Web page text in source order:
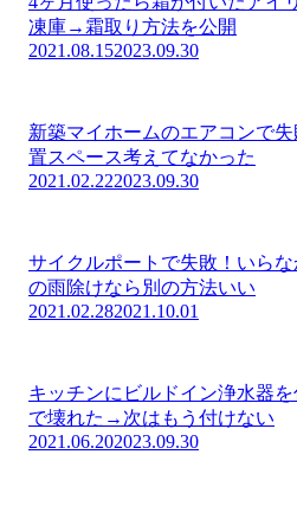
凍庫→霜取り方法を公開
2021.08.152023.09.30
新築マイホームのエアコンで
置スペース考えてなかった
2021.02.222023.09.30
サイクルポートで失敗！いら
の雨除けなら別の方法いい
2021.02.282021.10.01
キッチンにビルドイン浄水器
で壊れた→次はもう付けない
2021.06.202023.09.30